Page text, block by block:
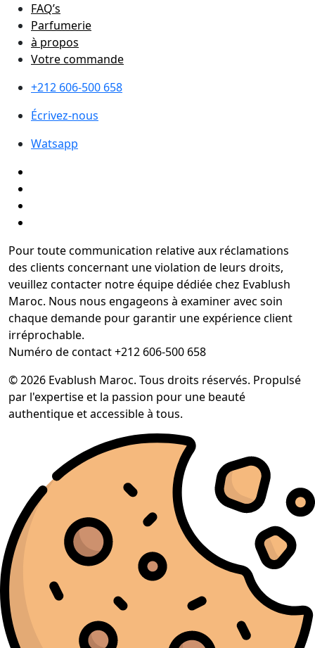
FAQ’s
Parfumerie
à propos
Votre commande
+212 606-500 658
Écrivez-nous
Watsapp
Pour toute communication relative aux réclamations
des clients concernant une violation de leurs droits,
veuillez contacter notre équipe dédiée chez Evablush
Maroc. Nous nous engageons à examiner avec soin
chaque demande pour garantir une expérience client
irréprochable.
Numéro de contact +212 606-500 658
© 2026 Evablush Maroc. Tous droits réservés. Propulsé
par l'expertise et la passion pour une beauté
authentique et accessible à tous.